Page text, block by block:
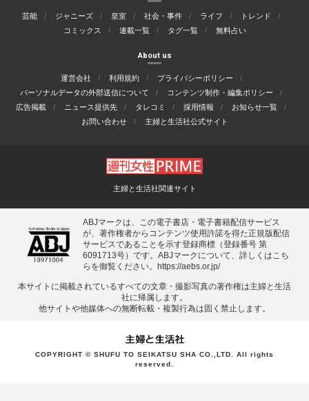
芸能 ジャニーズ 皇室 社会・事件 ライフ
トレンド
コミックス
連載一覧 タグ一覧 無料占い
About us
運営会社 利用規約
プライバシーポリシー
パーソナルデータの外部送信について
コンテンツ制作・編集ポリシー
広告掲載
ニュース提供先 タレコミ 採用情報
お知らせ一覧
お問い合わせ
主婦と生活社公式サイト
主婦と生活社関連サイト
ABJマークは、この電子書店・電子書籍配信サービス
が、著作権者からコンテンツ使用許諾を得た正規版配信
サービスであることを示す登録商標（登録番号 第
6091713号）です。ABJマークについて、詳しくはこち
らを御覧ください。
https://aebs.or.jp/
本サイトに掲載されているすべての⽂章・撮影写真の著作権は主婦と⽣活
社に帰属します。
他サイトや他媒体への無断転載・複製⾏為は固く禁⽌します。
COPYRIGHT © SHUFU TO SEIKATSU SHA CO.,LTD. All rights
reserved.